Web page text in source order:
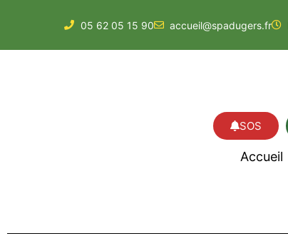
05 62 05 15 90 accueil@spadugers.fr
SOS
Accueil